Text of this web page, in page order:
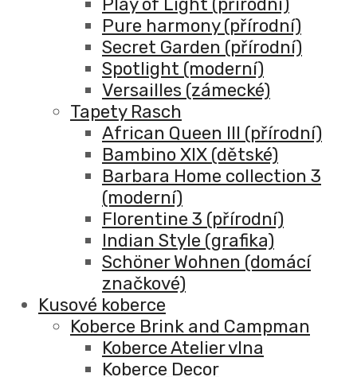
Play of Light (přírodní)
Pure harmony (přírodní)
Secret Garden (přírodní)
Spotlight (moderní)
Versailles (zámecké)
Tapety Rasch
African Queen III (přírodní)
Bambino XIX (dětské)
Barbara Home collection 3
(moderní)
Florentine 3 (přírodní)
Indian Style (grafika)
Schöner Wohnen (domácí
značkové)
Kusové koberce
Koberce Brink and Campman
Koberce Atelier vlna
Koberce Decor